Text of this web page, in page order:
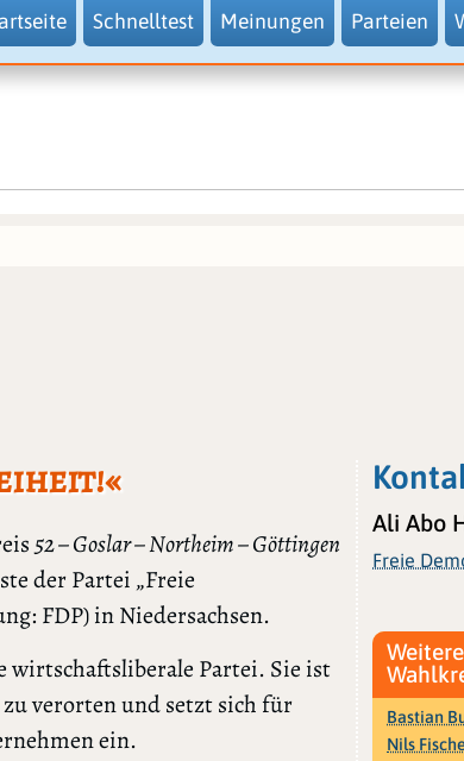
Schnelltest Meinungen Parteien
52 – Goslar – Northeim – Göttingen
der Partei „Freie
FDP) in Niedersachsen.
wirtschaftsliberale Partei. Sie ist
verorten und setzt sich für
ein.
Ali Abo
Freie
Bastian
Nils